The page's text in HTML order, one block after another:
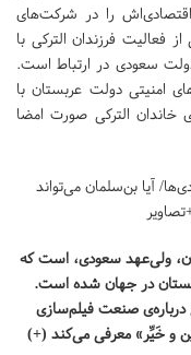
اقتصادی‌اش را در شرکت‌های
فرزندان الترکی با
سعودی در ارتباط است.
امنیتی دولت عربستان با
الترکی صورت امضا
ولی‌عهد سعودی، است که
در جهان شده است.
درباره‌ی صنعت فیلم‌سازی
و خَیِّر» معرفی می‌کند (+)